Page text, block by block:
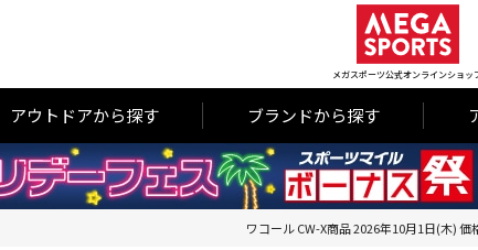
メガスポーツ公式オンラインショッ
アウトドアから探す ブランドから探す
ワコール CW-X商品 2026年10月1日(木) 価